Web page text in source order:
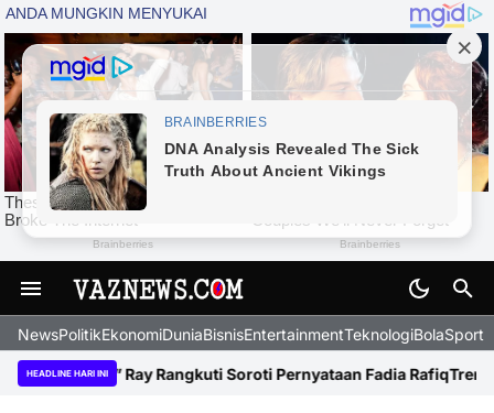
NewsPolitikEkonomiDuniaBisnisEntertainmentTeknologiBolaSport
HEADLINE HARI INI
Ray Rangkuti Soroti Pernyataan Fadia RafiqTren Baru